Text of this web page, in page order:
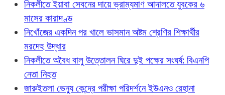
নিকলীতে ইয়াবা সেবনের দায়ে ভ্রাম্যমাণ আদালতে যুবকের ৬
মাসের কারাদণ্ড
নিখোঁজের একদিন পর খালে ভাসমান অষ্টম শ্রেণির শিক্ষার্থীর
মরদেহ উদ্ধার
নিকলীতে অবৈধ বালু উত্তোলন ঘিরে দুই পক্ষের সংঘর্ষ: বিএনপি
নেতা নিহত
জারুইতলা ভেন্যু কেন্দ্রে পরীক্ষা পরিদর্শনে ইউএনও রেহানা